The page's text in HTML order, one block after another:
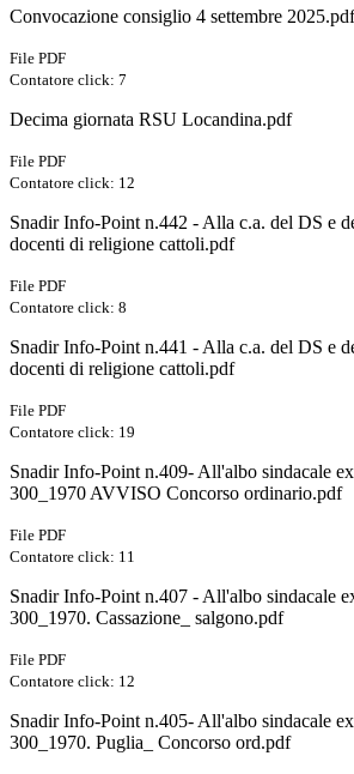
Convocazione consiglio 4 settembre 2025.pdf
File PDF
Contatore click: 7
Decima giornata RSU Locandina.pdf
File PDF
Contatore click: 12
Snadir Info-Point n.442 - Alla c.a. del DS e
docenti di religione cattoli.pdf
File PDF
Contatore click: 8
Snadir Info-Point n.441 - Alla c.a. del DS e
docenti di religione cattoli.pdf
File PDF
Contatore click: 19
Snadir Info-Point n.409- All'albo sindacale
300_1970 AVVISO Concorso ordinario.pdf
File PDF
Contatore click: 11
Snadir Info-Point n.407 - All'albo sindacale
300_1970. Cassazione_ salgono.pdf
File PDF
Contatore click: 12
Snadir Info-Point n.405- All'albo sindacale
300_1970. Puglia_ Concorso ord.pdf